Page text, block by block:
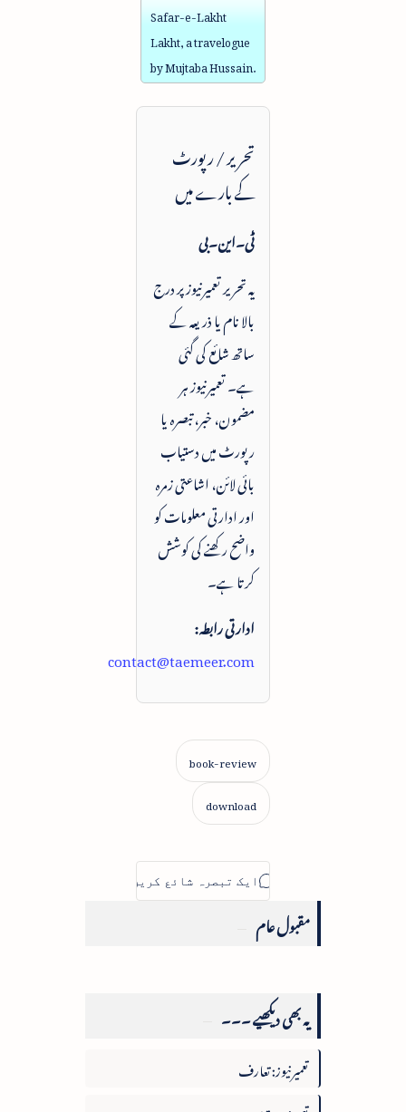
Safar-e-Lakht
Lakht, a travelogue
by Mujtaba Hussain.
تحریر / رپورٹ
کے بارے میں
ٹی۔این۔بی
یہ تحریر تعمیرنیوز پر درج
بالا نام یا ذریعہ کے
ساتھ شائع کی گئی
ہے۔ تعمیرنیوز ہر
مضمون، خبر، تبصرہ یا
رپورٹ میں دستیاب
بائی لائن، اشاعتی زمرہ
اور ادارتی معلومات کو
واضح رکھنے کی کوشش
کرتا ہے۔
ادارتی رابطہ:
contact@taemeer.com
مقبول عام
یہ بھی دیکھیے ۔۔۔
تعمیرنیوز: تعارف